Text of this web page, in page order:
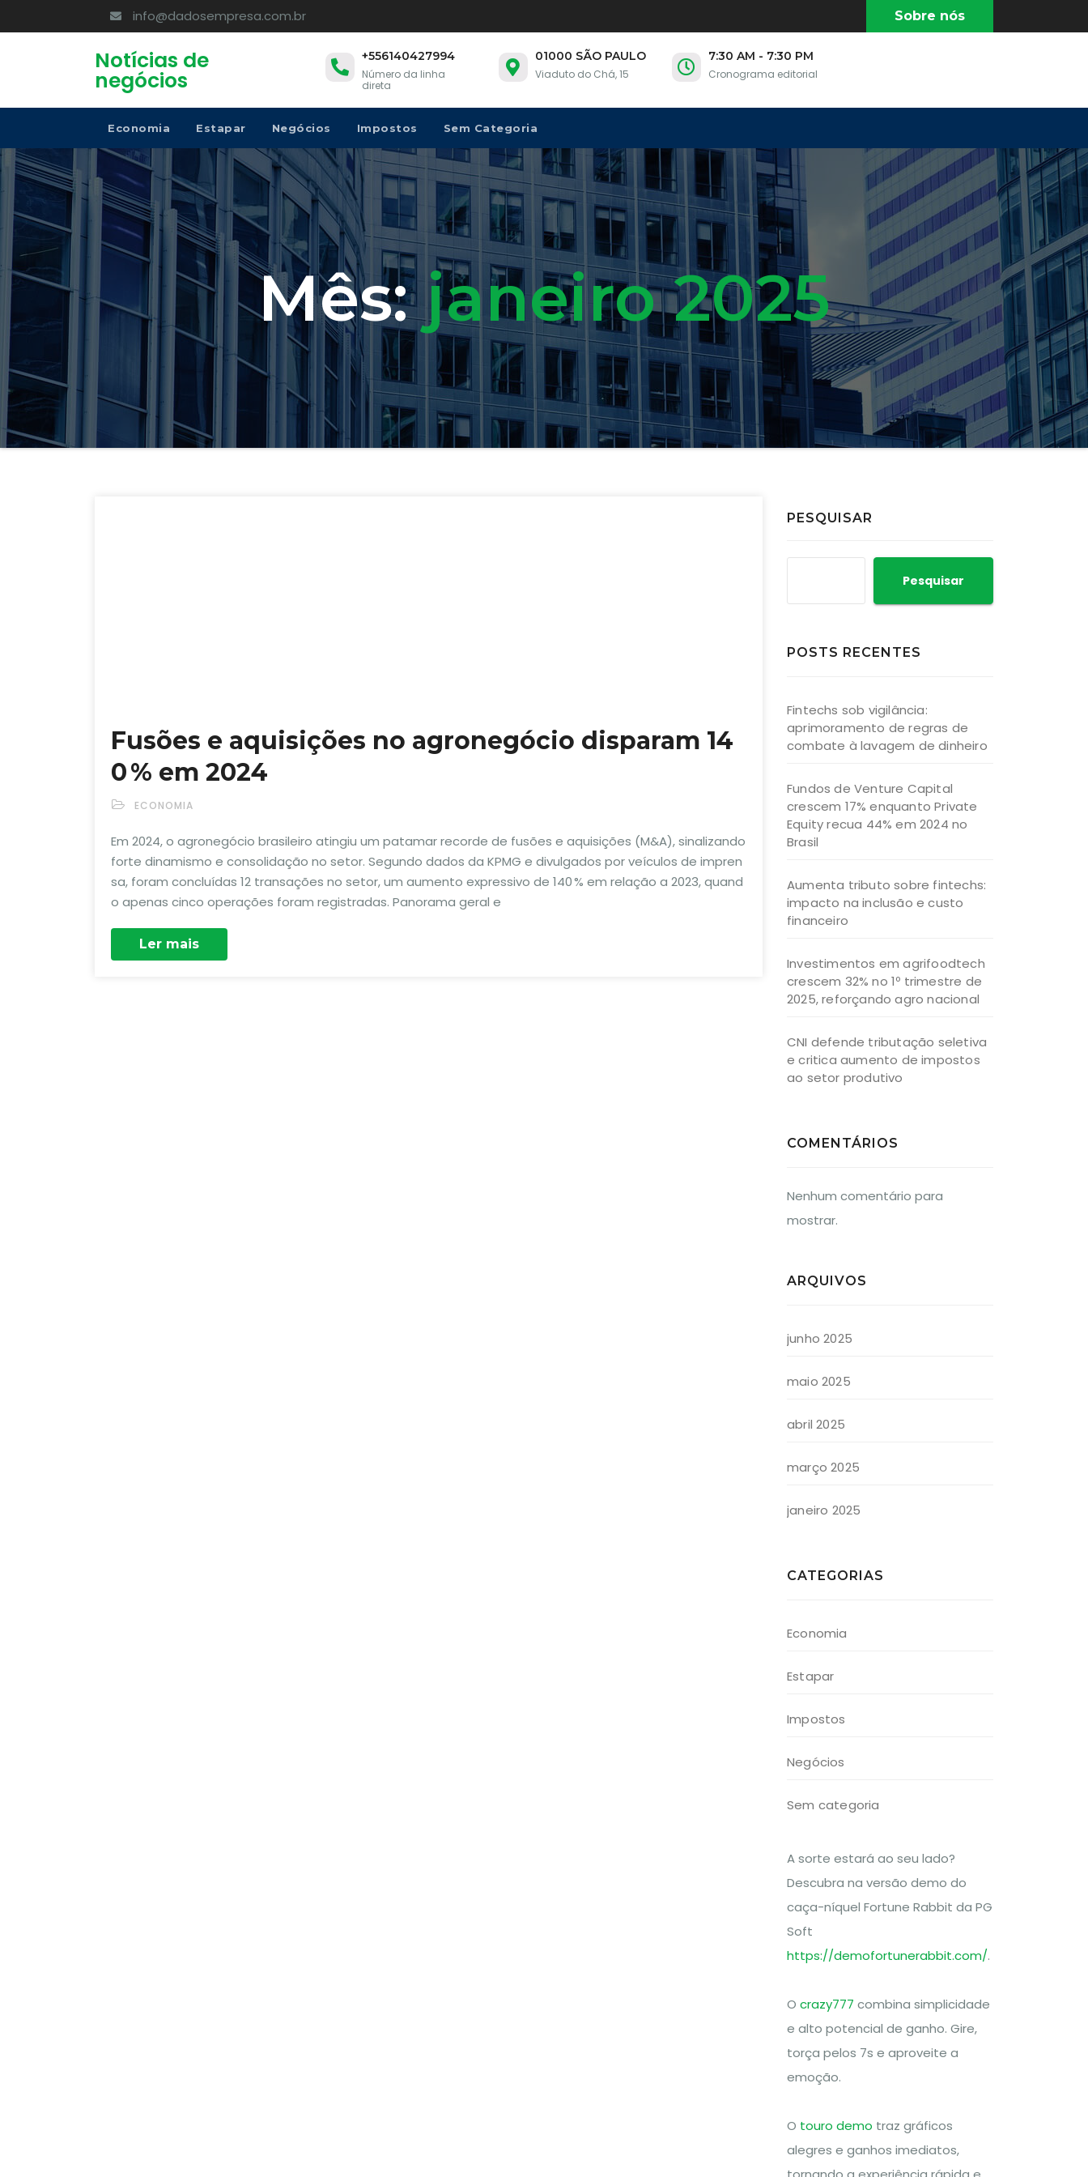
info@dadosempresa.com.br Sobre nós
Notícias de
negócios
+556140427994
Número da linha
direta
01000 SÃO PAULO
Viaduto do Chá, 15
7:30 AM - 7:30 PM
Cronograma editorial
Economia Estapar Negócios Impostos Sem Categoria
Mês:janeiro 2025
Fusões e aquisições no agronegócio disparam 14
0 % em 2024
ECONOMIA
Em 2024, o agronegócio brasileiro atingiu um patamar recorde de fusões e aquisições (M&A), sinalizando
forte dinamismo e consolidação no setor. Segundo dados da KPMG e divulgados por veículos de impren
sa, foram concluídas 12 transações no setor, um aumento expressivo de 140 % em relação a 2023, quand
o apenas cinco operações foram registradas. Panorama geral e
Ler mais
PESQUISAR
Pesquisar
POSTS RECENTES
Fintechs sob vigilância:
aprimoramento de regras de
combate à lavagem de dinheiro
Fundos de Venture Capital
crescem 17% enquanto Private
Equity recua 44% em 2024 no
Brasil
Aumenta tributo sobre fintechs:
impacto na inclusão e custo
financeiro
Investimentos em agrifoodtech
crescem 32% no 1º trimestre de
2025, reforçando agro nacional
CNI defende tributação seletiva
e critica aumento de impostos
ao setor produtivo
COMENTÁRIOS
Nenhum comentário para
mostrar.
ARQUIVOS
junho 2025
maio 2025
abril 2025
março 2025
janeiro 2025
CATEGORIAS
Economia
Estapar
Impostos
Negócios
Sem categoria
A sorte estará ao seu lado?
Descubra na versão demo do
caça-níquel Fortune Rabbit da PG
Soft
https://demofortunerabbit.com/.
O crazy777 combina simplicidade
e alto potencial de ganho. Gire,
torça pelos 7s e aproveite a
emoção.
O touro demo traz gráficos
alegres e ganhos imediatos,